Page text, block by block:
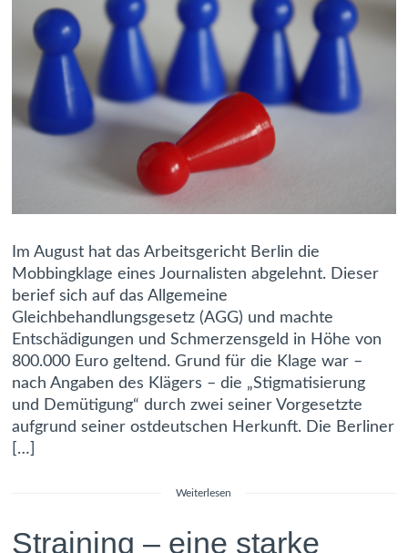
Im August hat das Arbeitsgericht Berlin die
Mobbingklage eines Journalisten abgelehnt. Dieser
berief sich auf das Allgemeine
Gleichbehandlungsgesetz (AGG) und machte
Entschädigungen und Schmerzensgeld in Höhe von
800.000 Euro geltend. Grund für die Klage war –
nach Angaben des Klägers – die „Stigmatisierung
und Demütigung“ durch zwei seiner Vorgesetzte
aufgrund seiner ostdeutschen Herkunft. Die Berliner
[…]
Weiterlesen
Straining – eine starke